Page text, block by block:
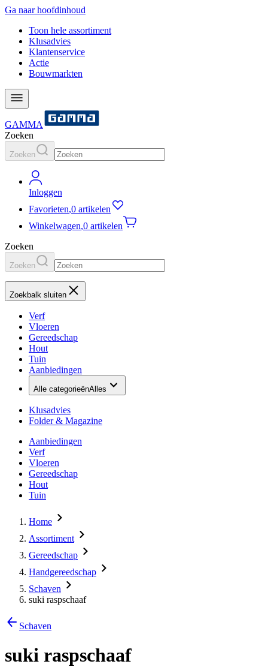
Ga naar hoofdinhoud
Toon hele assortiment
Klusadvies
Klantenservice
Actie
Bouwmarkten
GAMMA
Zoeken
Zoeken
Inloggen
Favorieten,0 artikelen
Winkelwagen,0 artikelen
Zoeken
Zoeken
Zoekbalk sluiten
Verf
Vloeren
Gereedschap
Hout
Tuin
Aanbiedingen
Alle categorieënAlles
Klusadvies
Folder & Magazine
Aanbiedingen
Verf
Vloeren
Gereedschap
Hout
Tuin
Home
Assortiment
Gereedschap
Handgereedschap
Schaven
suki raspschaaf
Schaven
suki raspschaaf